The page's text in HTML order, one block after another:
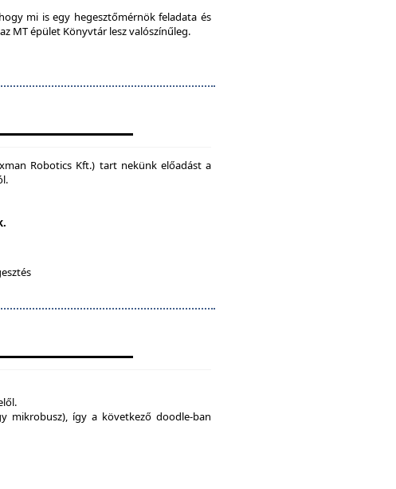
mi is egy hegesztőmérnök feladata és
MT épület Könyvtár lesz valószínűleg.
Robotics Kft.) tart nekünk előadást a
mikrobusz), így a következő doodle-ban